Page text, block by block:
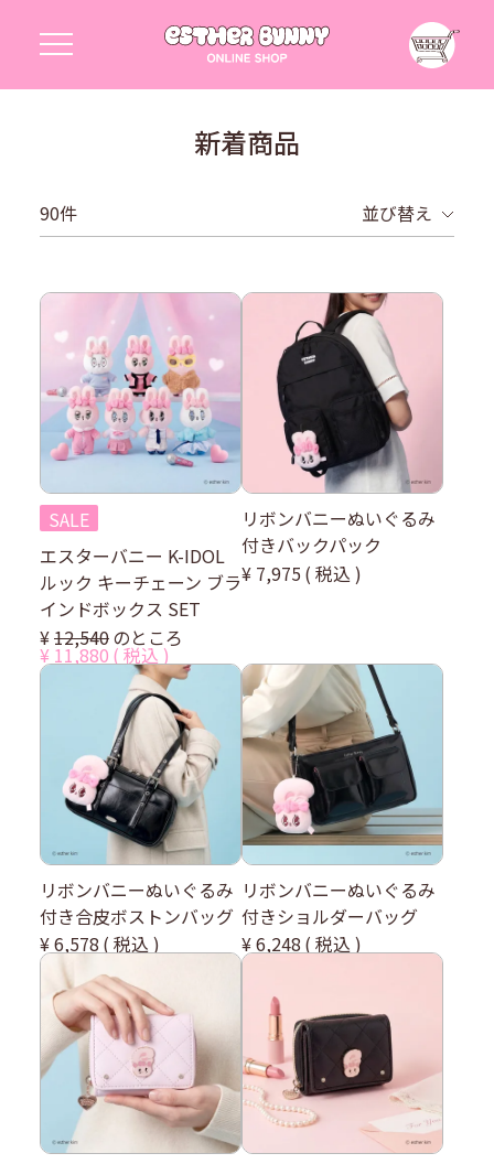
新着商品
並び替え
90
SALE
エスターバニー K-IDOL
ルック キーチェーン ブラ
インドボックス SET
¥12,540のところ
¥ 11,880 税込
リボンバニーぬいぐるみ
付きバックパック
¥ 7,975 税込
リボンバニーぬいぐるみ
付き合皮ボストンバッグ
¥6,578 税込
リボンバニーぬいぐるみ
付きショルダーバッグ
¥6,248 税込